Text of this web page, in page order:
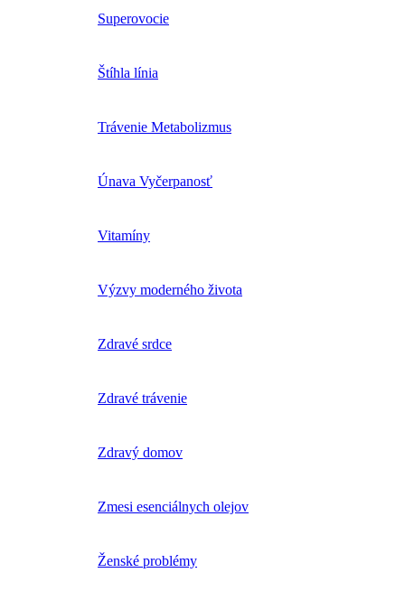
Superovocie
Štíhla línia
Trávenie Metabolizmus
Únava Vyčerpanosť
Vitamíny
Výzvy moderného života
Zdravé srdce
Zdravé trávenie
Zdravý domov
Zmesi esenciálnych olejov
Ženské problémy